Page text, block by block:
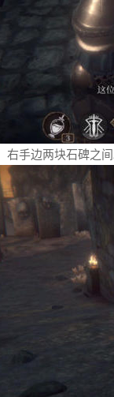
右手边两块石碑之